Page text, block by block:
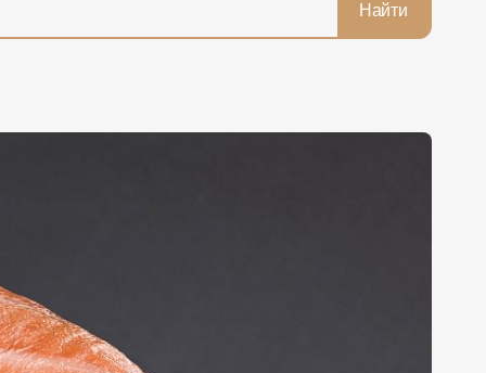
Найти